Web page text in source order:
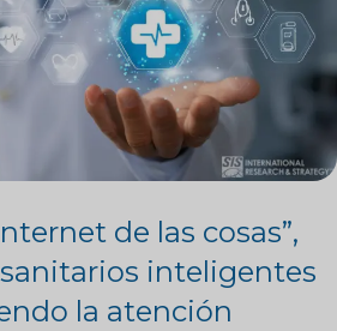
de las cosas”,
inteligentes
la atención